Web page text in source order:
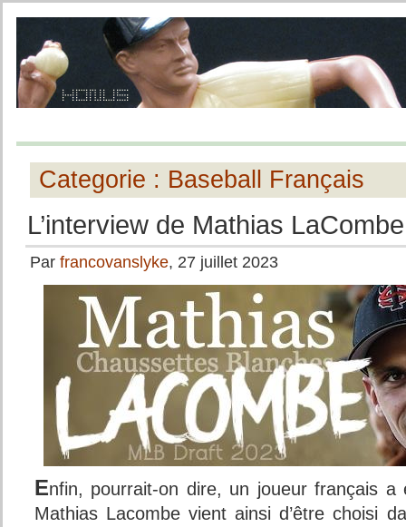
Categorie : Baseball Français
L’interview de Mathias
Par francovanslyke, 27 juillet 2023
Enfin, pourrait-on dire, un joueur français
Mathias Lacombe vient ainsi d’être choisi